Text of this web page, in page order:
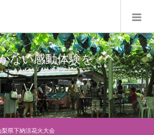
ない感動体験を
梨県下納涼花火大会